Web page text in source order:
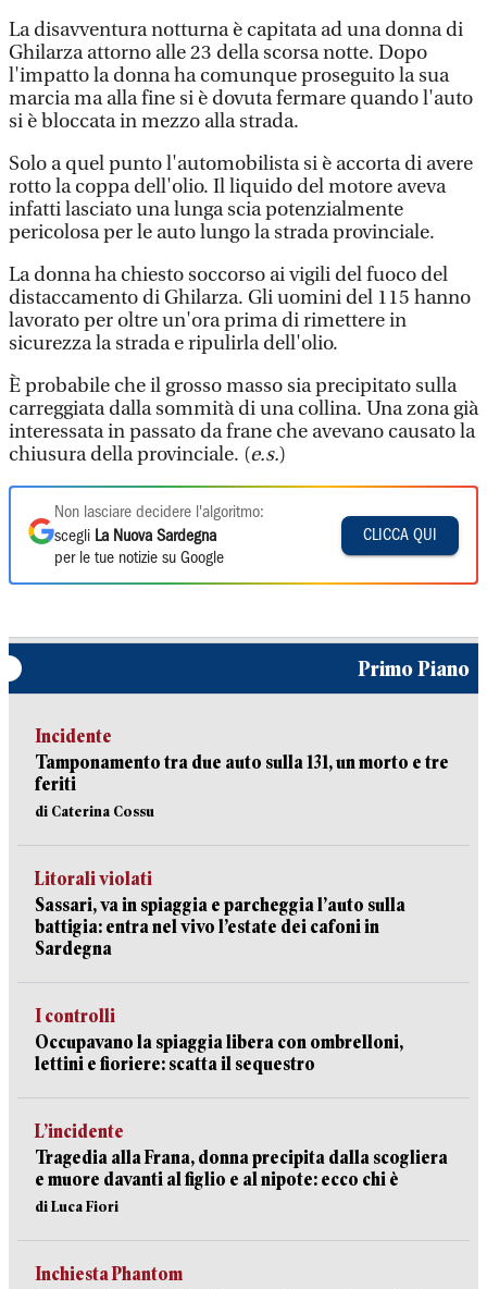
La disavventura notturna è capitata ad una donna di
Ghilarza attorno alle 23 della scorsa notte. Dopo
l'impatto la donna ha comunque proseguito la sua
marcia ma alla fine si è dovuta fermare quando l'auto
si è bloccata in mezzo alla strada.
Solo a quel punto l'automobilista si è accorta di avere
rotto la coppa dell'olio. Il liquido del motore aveva
infatti lasciato una lunga scia potenzialmente
pericolosa per le auto lungo la strada provinciale.
La donna ha chiesto soccorso ai vigili del fuoco del
distaccamento di Ghilarza. Gli uomini del 115 hanno
lavorato per oltre un'ora prima di rimettere in
sicurezza la strada e ripulirla dell'olio.
È probabile che il grosso masso sia precipitato sulla
carreggiata dalla sommità di una collina. Una zona già
interessata in passato da frane che avevano causato la
chiusura della provinciale. (e.s.)
Non lasciare decidere l'algoritmo:
scegli La Nuova Sardegna
per le tue notizie su Google
CLICCA QUI
Primo Piano
Incidente
Tamponamento tra due auto sulla 131, un morto e tre
feriti
di Caterina Cossu
Litorali violati
Sassari, va in spiaggia e parcheggia l’auto sulla
battigia: entra nel vivo l’estate dei cafoni in
Sardegna
I controlli
Occupavano la spiaggia libera con ombrelloni,
lettini e fioriere: scatta il sequestro
L’incidente
Tragedia alla Frana, donna precipita dalla scogliera
e muore davanti al figlio e al nipote: ecco chi è
di Luca Fiori
Inchiesta Phantom